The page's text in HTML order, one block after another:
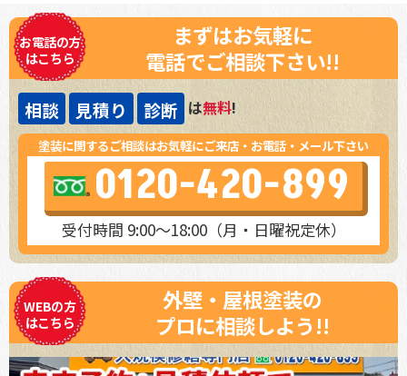
お電話の方
はこちら
まずはお気軽に
電話でご相談下さい!!
相談 見積り 診断 は無料!
塗装に関するご相談はお気軽にご来店・お電話・メール下さい
0120-420-899
受付時間 9:00～18:00（月・日曜祝定休）
WEBの方
はこちら
外壁・屋根塗装の
プロに相談しよう!!